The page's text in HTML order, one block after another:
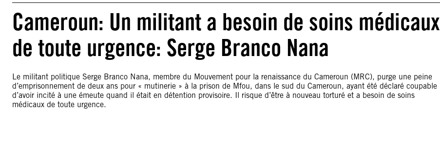
Cameroun: Un militant a besoin de soins médicaux
de toute urgence: Serge Branco Nana
Le militant politique Serge Branco Nana, membre du Mouvement pour la renaissance du Cameroun (MRC), purge une peine
d’emprisonnement de deux ans pour « mutinerie » à la prison de Mfou, dans le sud du Cameroun, ayant été déclaré coupable
d’avoir incité à une émeute quand il était en détention provisoire. Il risque d’être à nouveau torturé et a besoin de soins
médicaux de toute urgence.